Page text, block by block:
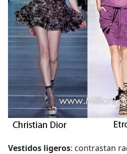
Vestidos ligeros: contrastan